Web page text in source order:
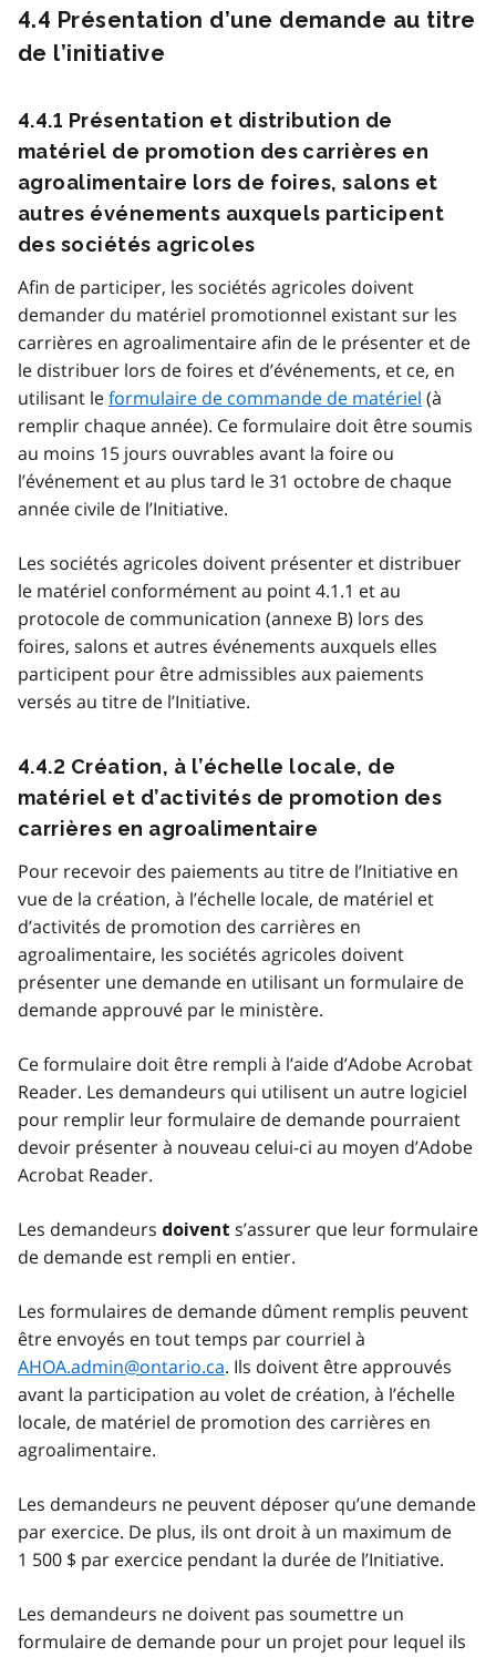
4.4 Présentation d’une demande au titre
de l’initiative
4.4.1 Présentation et distribution de
matériel de promotion des carrières en
agroalimentaire lors de foires, salons et
autres événements auxquels participent
des sociétés agricoles
Afin de participer, les sociétés agricoles doivent
demander du matériel promotionnel existant sur les
carrières en agroalimentaire afin de le présenter et de
le distribuer lors de foires et d’événements, et ce, en
utilisant leformulaire de commande de matériel (à
remplir chaque année). Ce formulaire doit être soumis
au moins 15 jours ouvrables avant la foire ou
l’événement et au plus tard le 31 octobre de chaque
année civile de l’Initiative.
Les sociétés agricoles doivent présenter et distribuer
le matériel conformément au point 4.1.1 et au
protocole de communication (annexe B) lors des
foires, salons et autres événements auxquels elles
participent pour être admissibles aux paiements
versés au titre de l’Initiative.
4.4.2 Création, à l’échelle locale, de
matériel et d’activités de promotion des
carrières en agroalimentaire
Pour recevoir des paiements au titre de l’Initiative en
vue de la création, à l’échelle locale, de matériel et
d’activités de promotion des carrières en
agroalimentaire, les sociétés agricoles doivent
présenter une demande en utilisant un formulaire de
demande approuvé par le ministère.
Ce formulaire doit être rempli à l’aide d’Adobe Acrobat
Reader. Les demandeurs qui utilisent un autre logiciel
pour remplir leur formulaire de demande pourraient
devoir présenter à nouveau celui-ci au moyen d’Adobe
Acrobat Reader.
Les demandeurs doivent s’assurer que leur formulaire
de demande est rempli en entier.
Les formulaires de demande dûment remplis peuvent
être envoyés en tout temps par courriel à
AHOA.admin@ontario.ca. Ils doivent être approuvés
avant la participation au volet de création, à l’échelle
locale, de matériel de promotion des carrières en
agroalimentaire.
Les demandeurs ne peuvent déposer qu’une demande
par exercice. De plus, ils ont droit à un maximum de
1 500 $ par exercice pendant la durée de l’Initiative.
Les demandeurs ne doivent pas soumettre un
formulaire de demande pour un projet pour lequel ils